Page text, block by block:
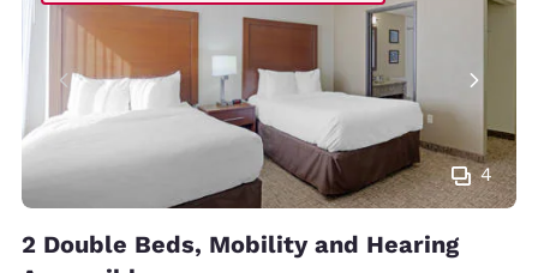
4
2 Double Beds, Mobility and Hearing